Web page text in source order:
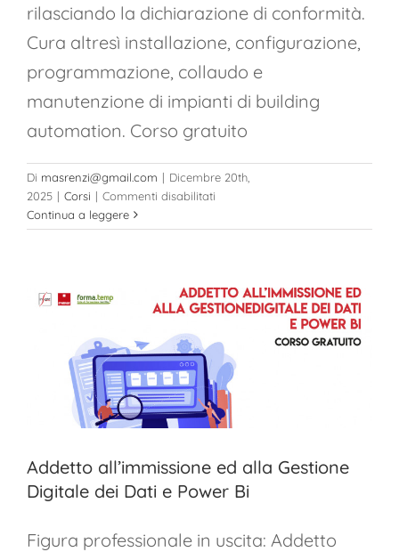
rilasciando la dichiarazione di conformità.
Cura altresì installazione, configurazione,
programmazione, collaudo e
manutenzione di impianti di building
automation. Corso gratuito
Di masrenzi@gmail.com | Dicembre 20th,
2025 | Corsi | Commenti disabilitati
e
impianti
elettrici
e
del
terziario
e
Building
Continua a leggere
Addetto all’immissione ed alla Gestione
Digitale dei Dati e Power Bi
Figura professionale in uscita: Addetto